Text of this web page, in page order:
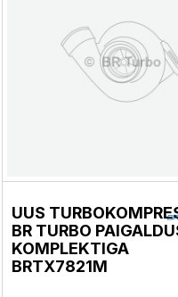
UUS
BR TURBO
KOMPLEKTIGA
BRTX7821M